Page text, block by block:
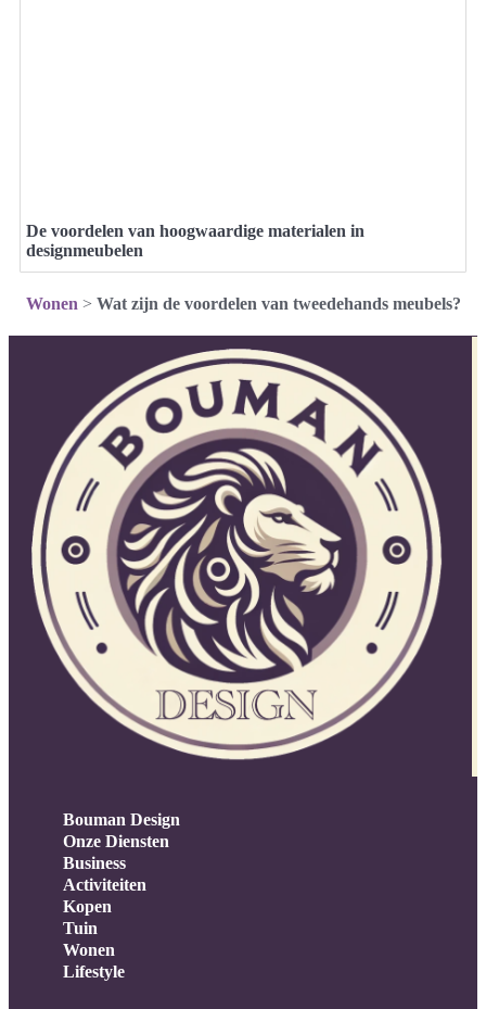
De voordelen van hoogwaardige materialen in
designmeubelen
Wonen > Wat zijn de voordelen van tweedehands meubels?
Bouman Design
Onze Diensten
Business
Activiteiten
Kopen
Tuin
Wonen
Lifestyle